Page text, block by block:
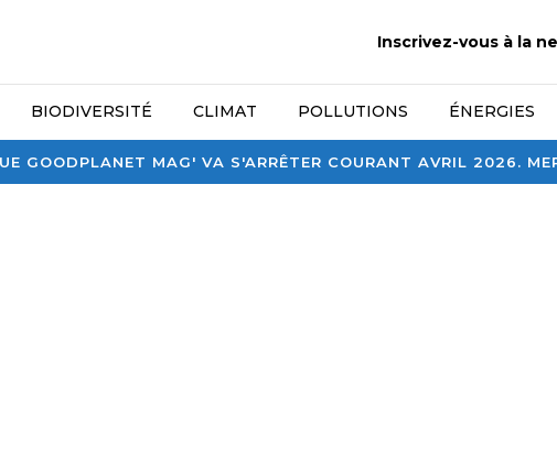
GOODPLANET MAG' VA S'ARRÊTER COURANT AVRIL 2026.
Inscrivez-vous à la
BIODIVERSITÉ CLIMAT POLLUTIONS ÉNERGIES